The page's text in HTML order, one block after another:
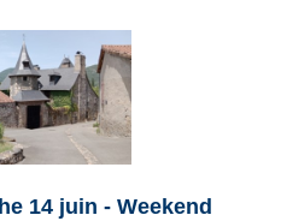
14 juin - Weekend